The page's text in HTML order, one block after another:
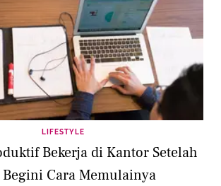
LIFESTYLE
Bekerja di Kantor Setelah
Cara Memulainya